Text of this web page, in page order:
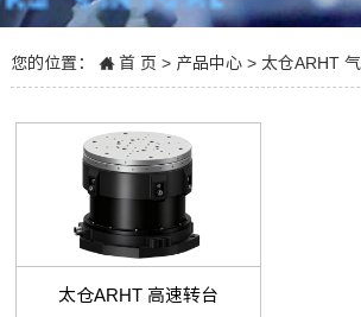
您的位置： 首 页 > 产品中心> 太仓ARHT
太仓ARHT 高速转台